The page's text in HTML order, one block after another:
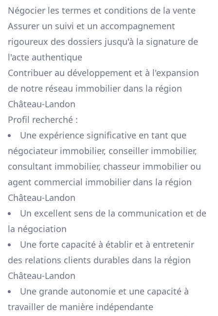
Négocier les termes et conditions de la vente
Assurer un suivi et un accompagnement
rigoureux des dossiers jusqu'à la signature de
l'acte authentique
Contribuer au développement et à l'expansion
de notre réseau immobilier dans la région
Château-Landon
Profil recherché :
Une expérience significative en tant que
négociateur immobilier, conseiller immobilier,
consultant immobilier, chasseur immobilier ou
agent commercial immobilier dans la région
Château-Landon
Un excellent sens de la communication et de
la négociation
Une forte capacité à établir et à entretenir
des relations clients durables dans la région
Château-Landon
Une grande autonomie et une capacité à
travailler de manière indépendante